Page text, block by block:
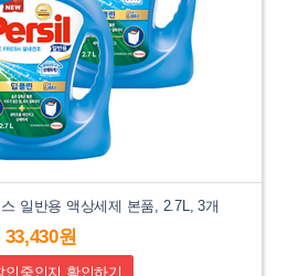
일반용 액상세제 본품, 2.7L, 3개
33,430원